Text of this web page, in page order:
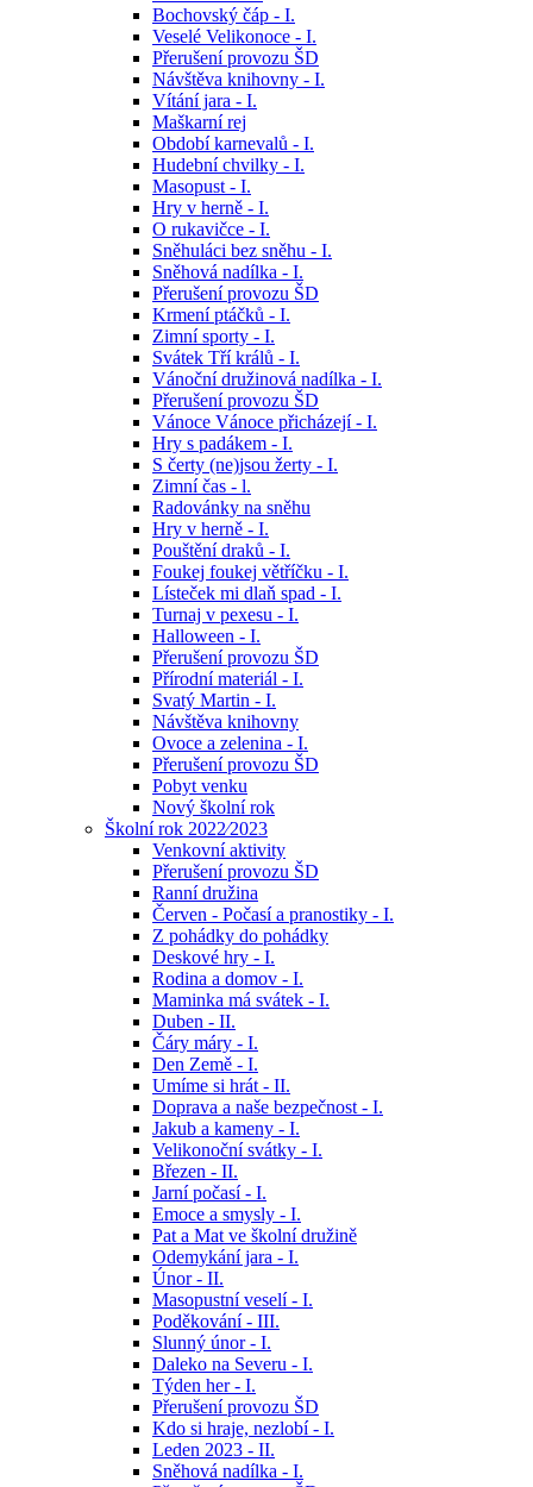
Bochovský čáp - I.
Veselé Velikonoce - I.
Přerušení provozu ŠD
Návštěva knihovny - I.
Vítání jara - I.
Maškarní rej
Období karnevalů - I.
Hudební chvilky - I.
Masopust - I.
Hry v herně - I.
O rukavičce - I.
Sněhuláci bez sněhu - I.
Sněhová nadílka - I.
Přerušení provozu ŠD
Krmení ptáčků - I.
Zimní sporty - I.
Svátek Tří králů - I.
Vánoční družinová nadílka - I.
Přerušení provozu ŠD
Vánoce Vánoce přicházejí - I.
Hry s padákem - I.
S čerty (ne)jsou žerty - I.
Zimní čas - l.
Radovánky na sněhu
Hry v herně - I.
Pouštění draků - I.
Foukej foukej větříčku - I.
Lísteček mi dlaň spad - I.
Turnaj v pexesu - I.
Halloween - I.
Přerušení provozu ŠD
Přírodní materiál - I.
Svatý Martin - I.
Návštěva knihovny
Ovoce a zelenina - I.
Přerušení provozu ŠD
Pobyt venku
Nový školní rok
Školní rok 2022⁄2023
Venkovní aktivity
Přerušení provozu ŠD
Ranní družina
Červen - Počasí a pranostiky - I.
Z pohádky do pohádky
Deskové hry - I.
Rodina a domov - I.
Maminka má svátek - I.
Duben - II.
Čáry máry - I.
Den Země - I.
Umíme si hrát - II.
Doprava a naše bezpečnost - I.
Jakub a kameny - I.
Velikonoční svátky - I.
Březen - II.
Jarní počasí - I.
Emoce a smysly - I.
Pat a Mat ve školní družině
Odemykání jara - I.
Únor - II.
Masopustní veselí - I.
Poděkování - III.
Slunný únor - I.
Daleko na Severu - I.
Týden her - I.
Přerušení provozu ŠD
Kdo si hraje, nezlobí - I.
Leden 2023 - II.
Sněhová nadílka - I.